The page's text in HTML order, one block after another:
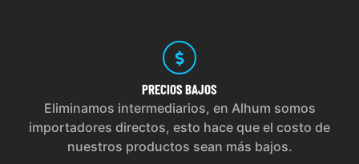
PRECIOS BAJOS
Eliminamos intermediarios, en Alhum somos
importadores directos, esto hace que el costo de
nuestros productos sean más bajos.